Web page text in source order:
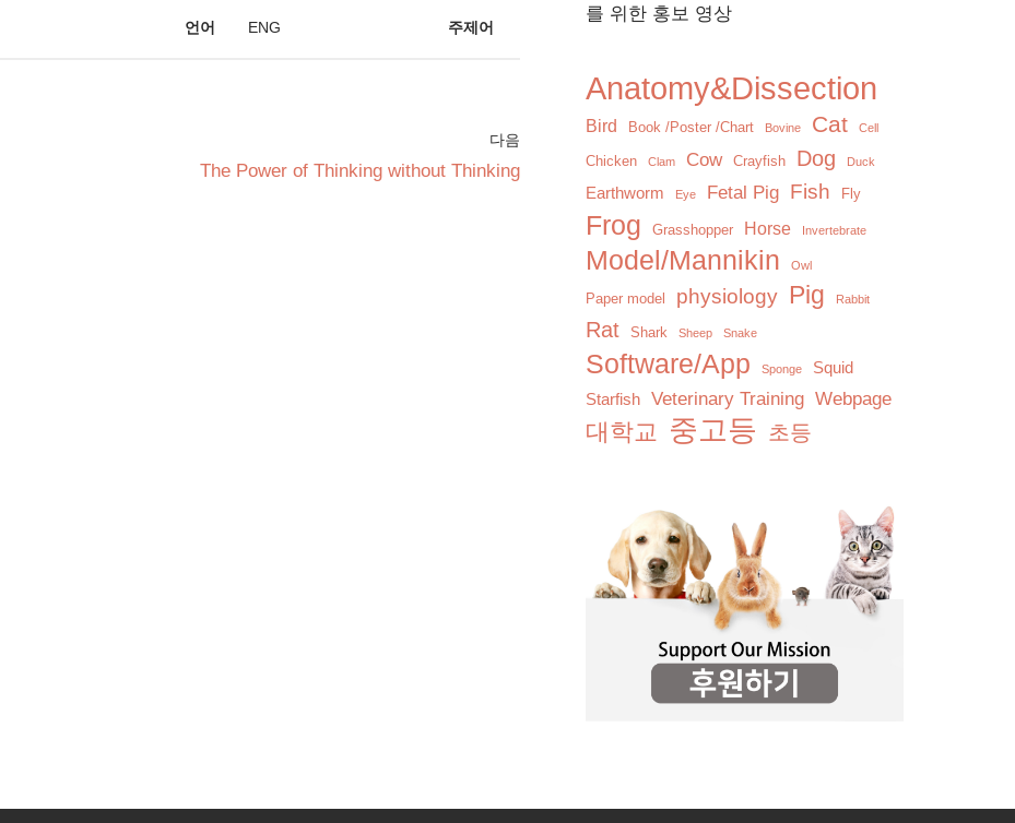
언어 ENG 주제어
다음
The Power of Thinking without Thinking
를 위한 홍보 영상
Anatomy&Dissection
Bird Book /Poster /Chart Bovine Cat Cell
Chicken Clam Cow Crayfish Dog Duck
Earthworm Eye Fetal Pig Fish Fly
Frog Grasshopper Horse Invertebrate
Model/Mannikin Owl
Paper model physiology Pig Rabbit
Rat Shark Sheep Snake
Software/App Sponge
Squid
Starfish
Veterinary Training Webpage
대학교 중고등 초등